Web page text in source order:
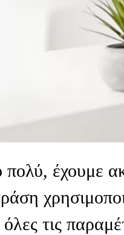
πολύ, έχουμε
τις